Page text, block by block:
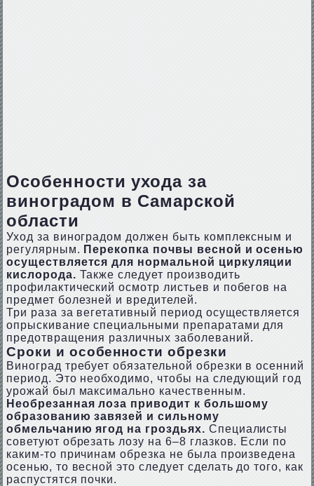
Особенности ухода за
виноградом в Самарской
области
Уход за виноградом должен быть комплексным и
регулярным. Перекопка почвы весной и осенью
осуществляется для нормальной циркуляции
кислорода. Также следует производить
профилактический осмотр листьев и побегов на
предмет болезней и вредителей.
Три раза за вегетативный период осуществляется
опрыскивание специальными препаратами для
предотвращения различных заболеваний.
Сроки и особенности обрезки
Виноград требует обязательной обрезки в осенний
период. Это необходимо, чтобы на следующий год
урожай был максимально качественным.
Необрезанная лоза приводит к большому
образованию завязей и сильному
обмельчанию ягод на гроздьях. Специалисты
советуют обрезать лозу на 6–8 глазков. Если по
каким-то причинам обрезка не была произведена
осенью, то весной это следует сделать до того, как
распустятся почки.